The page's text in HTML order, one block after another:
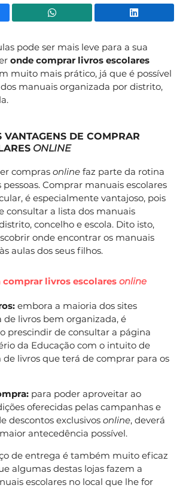
Facebook WhatsApp
pode ser mais leve para a sua
onde comprar livros escolares
muito mais prático, já que é possível
manuais organizada por distrito,
VANTAGENS DE COMPRAR
ONLINE
compras online faz parte da rotina
Comprar manuais escolares
é especialmente vantajoso, pois
consultar a lista dos manuais
concelho e escola. Dito isto,
onde encontrar os manuais
aulas dos seus filhos.
comprar livros escolares online
embora a maioria dos sites
de livros bem organizada, é
prescindir de consultar a página
da Educação com o intuito de
livros que terá de comprar para os
para poder aproveitar ao
oferecidas pelas campanhas e
descontos exclusivos online, deverá
antecedência possível.
de entrega é também muito eficaz
algumas destas lojas fazem a
escolares no local que lhe for